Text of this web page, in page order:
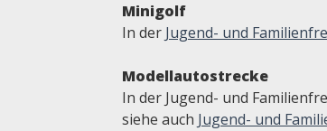
Minigolf
In der Jugend- und
Modellautostrecke
In der Jugend- und
siehe auch Jugend- und